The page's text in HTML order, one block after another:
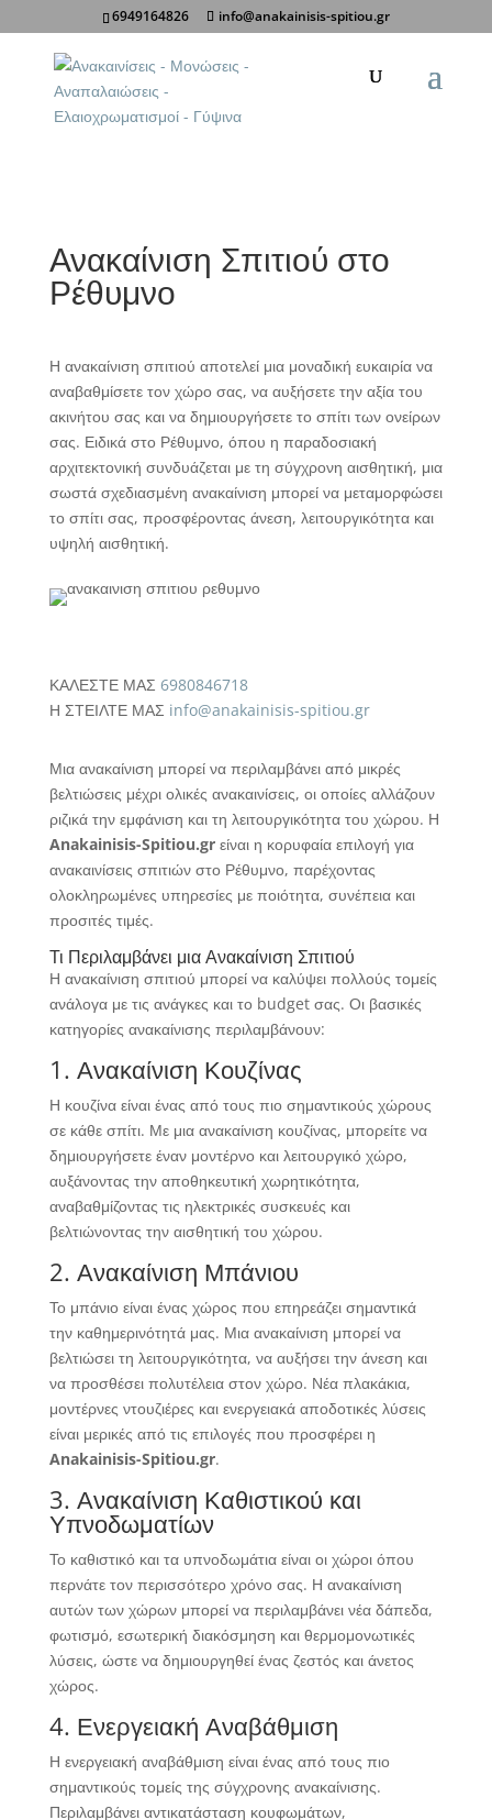
6949164826 info@anakainisis-spitiou.gr
Κοινοποίηση σε:
Ανακαίνιση Σπιτιού στο
Ρέθυμνο
Η ανακαίνιση σπιτιού αποτελεί μια μοναδική ευκαιρία να
αναβαθμίσετε τον χώρο σας, να αυξήσετε την αξία του
ακινήτου σας και να δημιουργήσετε το σπίτι των ονείρων
σας. Ειδικά στο Ρέθυμνο, όπου η παραδοσιακή
αρχιτεκτονική συνδυάζεται με τη σύγχρονη αισθητική, μια
σωστά σχεδιασμένη ανακαίνιση μπορεί να μεταμορφώσει
το σπίτι σας, προσφέροντας άνεση, λειτουργικότητα και
υψηλή αισθητική.
ΚΑΛΕΣΤΕ ΜΑΣ 6980846718
Η ΣΤΕΙΛΤΕ ΜΑΣ info@anakainisis-spitiou.gr
Μια ανακαίνιση μπορεί να περιλαμβάνει από μικρές
βελτιώσεις μέχρι ολικές ανακαινίσεις, οι οποίες αλλάζουν
ριζικά την εμφάνιση και τη λειτουργικότητα του χώρου. Η
Anakainisis-Spitiou.grείναι η κορυφαία επιλογή για
ανακαινίσεις σπιτιών στο Ρέθυμνο, παρέχοντας
ολοκληρωμένες υπηρεσίες με ποιότητα, συνέπεια και
προσιτές τιμές.
Τι Περιλαμβάνει μια Ανακαίνιση Σπιτιού
Η ανακαίνιση σπιτιού μπορεί να καλύψει πολλούς τομείς
ανάλογα με τις ανάγκες και το budget σας. Οι βασικές
κατηγορίες ανακαίνισης περιλαμβάνουν:
1. Ανακαίνιση Κουζίνας
Η κουζίνα είναι ένας από τους πιο σημαντικούς χώρους
σε κάθε σπίτι. Με μια ανακαίνιση κουζίνας, μπορείτε να
δημιουργήσετε έναν μοντέρνο και λειτουργικό χώρο,
αυξάνοντας την αποθηκευτική χωρητικότητα,
αναβαθμίζοντας τις ηλεκτρικές συσκευές και
βελτιώνοντας την αισθητική του χώρου.
2. Ανακαίνιση Μπάνιου
Το μπάνιο είναι ένας χώρος που επηρεάζει σημαντικά
την καθημερινότητά μας. Μια ανακαίνιση μπορεί να
βελτιώσει τη λειτουργικότητα, να αυξήσει την άνεση και
να προσθέσει πολυτέλεια στον χώρο. Νέα πλακάκια,
μοντέρνες ντουζιέρες και ενεργειακά αποδοτικές λύσεις
είναι μερικές από τις επιλογές που προσφέρει η
Anakainisis-Spitiou.gr.
3. Ανακαίνιση Καθιστικού και
Υπνοδωματίων
Το καθιστικό και τα υπνοδωμάτια είναι οι χώροι όπου
περνάτε τον περισσότερο χρόνο σας. Η ανακαίνιση
αυτών των χώρων μπορεί να περιλαμβάνει νέα δάπεδα,
φωτισμό, εσωτερική διακόσμηση και θερμομονωτικές
λύσεις, ώστε να δημιουργηθεί ένας ζεστός και άνετος
χώρος.
4. Ενεργειακή Αναβάθμιση
Η ενεργειακή αναβάθμιση είναι ένας από τους πιο
σημαντικούς τομείς της σύγχρονης ανακαίνισης.
Περιλαμβάνει αντικατάσταση κουφωμάτων,